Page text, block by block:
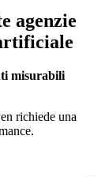
agenzie
misurabili
richiede una